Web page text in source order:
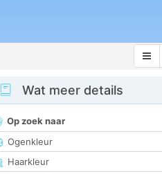
Wat meer details
Op zoek naar
Ogenkleur
Haarkleur